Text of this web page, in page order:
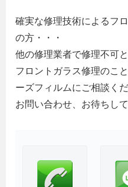
確実な修理技術によるフ
の方・・・
他の修理業者で修理不可
フロントガラス修理のこ
ーズフィルムにご相談くだ
お問い合わせ、お待ちして